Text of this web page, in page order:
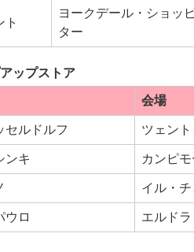
ト
ヨークデール・ショッ
ター
ップストア
会場
セルドルフ ツェント
ンキ カンピ
イル・チ
ウロ エルド